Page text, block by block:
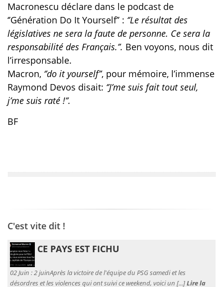
Macronescu déclare dans le podcast de
‘’Génération Do It Yourself’’ : ‘’Le résultat des
législatives ne sera la faute de personne. Ce sera la
responsabilité des Français.’’. Ben voyons, nous dit
l’irresponsable.
Macron, ‘’do it yourself’’, pour mémoire, l’immense
Raymond Devos disait: ‘’J’me suis fait tout seul,
j’me suis raté !’’.
BF
C'est vite dit !
CE PAYS EST FICHU
02 Juin :2 juinAprès la victoire de l'équipe du PSG samedi et les
désordres et les violences qui ont suivi ce weekend, voici un [...]Lire la